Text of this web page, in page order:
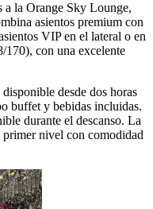
la Orange Sky Lounge,
asientos premium con
VIP en el lateral o en
con una excelente
desde dos horas
buffet y bebidas incluidas.
durante el descanso. La
nivel con comodidad